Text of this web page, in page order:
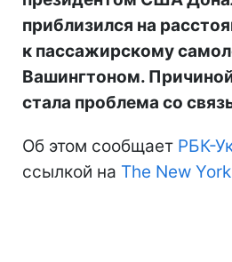
приблизился на
к пассажирскому
Вашингтоном.
стала проблема со
Об этом сообщает РБК-
ссылкой на The New